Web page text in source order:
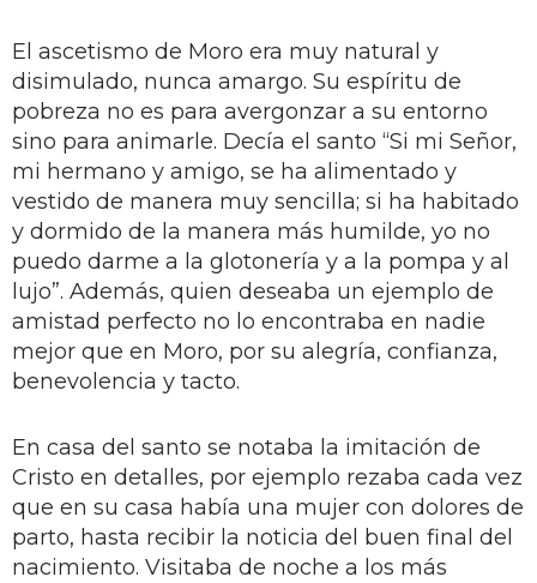
El ascetismo de Moro era muy natural y
disimulado, nunca amargo. Su espíritu de
pobreza no es para avergonzar a su entorno
sino para animarle. Decía el santo “Si mi Señor,
mi hermano y amigo, se ha alimentado y
vestido de manera muy sencilla; si ha habitado
y dormido de la manera más humilde, yo no
puedo darme a la glotonería y a la pompa y al
lujo”. Además, quien deseaba un ejemplo de
amistad perfecto no lo encontraba en nadie
mejor que en Moro, por su alegría, confianza,
benevolencia y tacto.
En casa del santo se notaba la imitación de
Cristo en detalles, por ejemplo rezaba cada vez
que en su casa había una mujer con dolores de
parto, hasta recibir la noticia del buen final del
nacimiento. Visitaba de noche a los más